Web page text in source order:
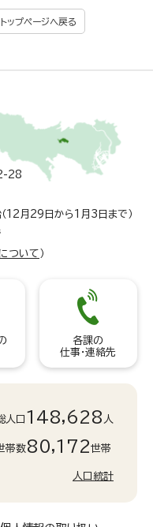
トップページへ戻る
28
（12月29日から1月3日まで）
ついて ）
各課の
仕事・連絡先
人口 148,628 人
帯数80,172世帯
人口統計